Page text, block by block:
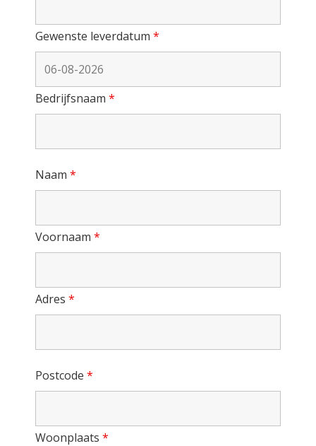
Gewenste leverdatum *
Bedrijfsnaam *
Naam *
Voornaam *
Adres *
Postcode *
Woonplaats *